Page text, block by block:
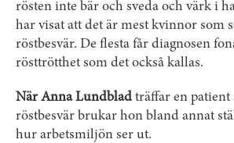
rösten inte bär och sveda och värk i
har visat att det är mest kvinnor som
röstbesvär. De flesta får diagnosen
rösttrötthet som det också kallas.
När Anna Lundblad träffar en patient
röstbesvär brukar hon bland annat
hur arbetsmiljön ser ut.